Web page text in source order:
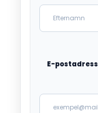
E-postadress